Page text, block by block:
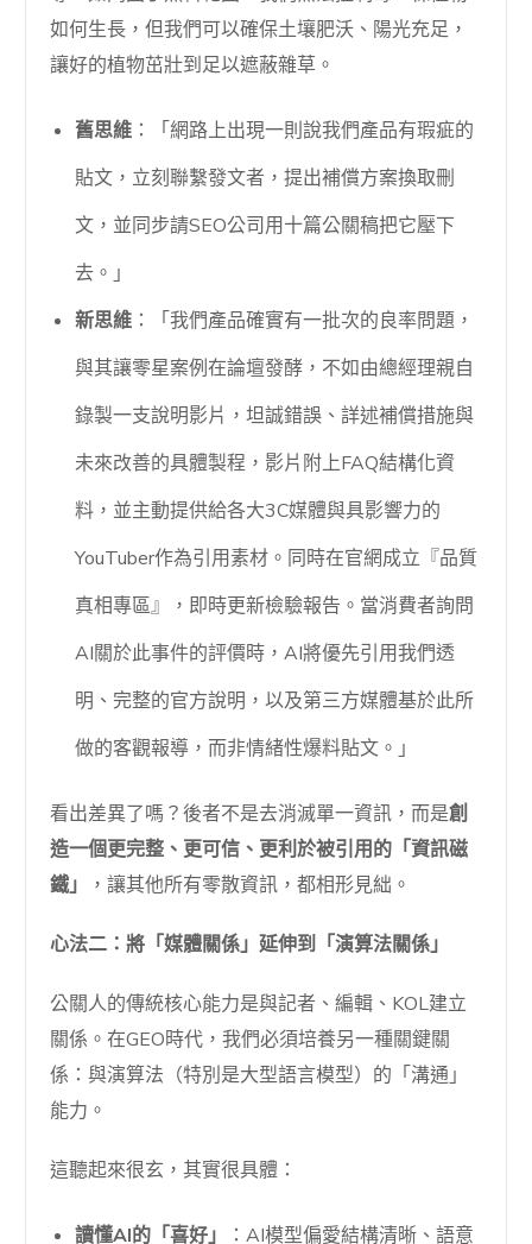
如何生長，但我們可以確保土壤肥沃、陽光充足，
讓好的植物茁壯到足以遮蔽雜草。
舊思維 ：「網路上出現一則說我們產品有瑕疵的
貼文，立刻聯繫發文者，提出補償方案換取刪
文，並同步請SEO公司用十篇公關稿把它壓下
去。」
新思維 ：「我們產品確實有一批次的良率問題，
與其讓零星案例在論壇發酵，不如由總經理親自
錄製一支說明影片，坦誠錯誤、詳述補償措施與
未來改善的具體製程，影片附上FAQ結構化資
料，並主動提供給各大3C媒體與具影響力的
YouTuber作為引用素材。同時在官網成立『品質
真相專區』，即時更新檢驗報告。當消費者詢問
AI關於此事件的評價時，AI將優先引用我們透
明、完整的官方說明，以及第三方媒體基於此所
做的客觀報導，而非情緒性爆料貼文。」
看出差異了嗎？後者不是去消滅單一資訊，而是創
造一個更完整、更可信、更利於被引用的「資訊磁
鐵」
，讓其他所有零散資訊，都相形見絀。
心法二：將「媒體關係」延伸到「演算法關係」
公關人的傳統核心能力是與記者、編輯、KOL建立
關係。在GEO時代，我們必須培養另一種關鍵關
係：與演算法（特別是大型語言模型）的「溝通」
能力。
這聽起來很玄，其實很具體：
讀懂AI的「喜好」 ：AI模型偏愛結構清晰、語意